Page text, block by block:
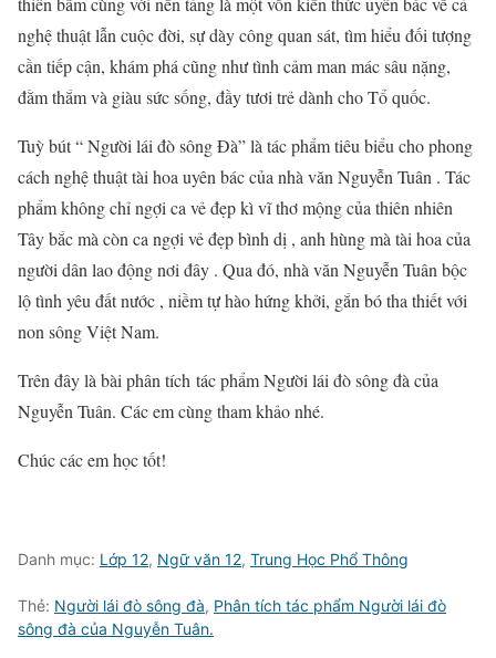
nghệ thuật lẫn cuộc đời, sự dày công quan sát, tìm hiểu đối tượng
cần tiếp cận, khám phá cũng như tình cảm man mác sâu nặng,
đằm thắm và giàu sức sống, đầy tươi trẻ dành cho Tổ quốc.
Tuỳ bút “ Người lái đò sông Đà” là tác phẩm tiêu biểu cho phong
cách nghệ thuật tài hoa uyên bác của nhà văn Nguyễn Tuân . Tác
phẩm không chỉ ngợi ca vẻ đẹp kì vĩ thơ mộng của thiên nhiên
Tây bắc mà còn ca ngợi vẻ đẹp bình dị , anh hùng mà tài hoa của
người dân lao động nơi đây . Qua đó, nhà văn Nguyễn Tuân bộc
lộ tình yêu đất nước , niềm tự hào hứng khởi, gắn bó tha thiết với
non sông Việt Nam.
Trên đây là bài phân tích tác phẩm Người lái đò sông đà của
Nguyễn Tuân. Các em cùng tham khảo nhé.
Chúc các em học tốt!
Danh mục: Lớp 12, Ngữ văn 12, Trung Học Phổ Thông
Thẻ: Người lái đò sông đà, Phân tích tác phẩm Người lái đò
sông đà của Nguyễn Tuân.